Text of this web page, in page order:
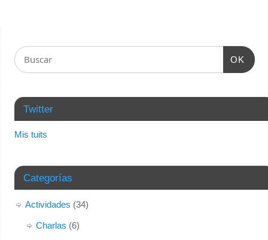
OK
Twitter
Mis tuits
Categorías
Actividades (34)
Charlas (6)